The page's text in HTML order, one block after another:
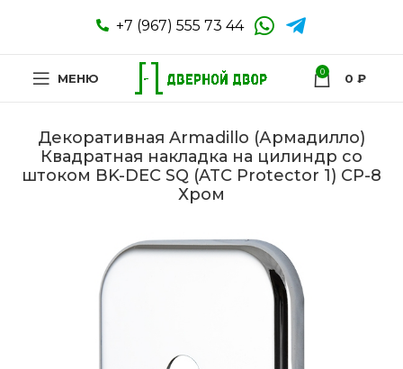
+7 (967) 555 73 44
МЕНЮ 0 0 ₽
Декоративная Armadillo (Армадилло)
Квадратная накладка на цилиндр со
штоком BK-DEC SQ (ATC Protector 1) CP-8
Хром